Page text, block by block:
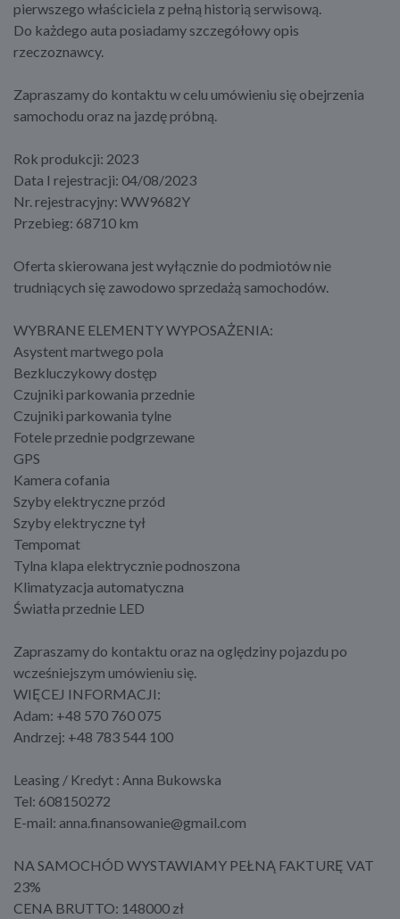
pierwszego właściciela z pełną historią serwisową.
Do każdego auta posiadamy szczegółowy opis
rzeczoznawcy.
Zapraszamy do kontaktu w celu umówieniu się obejrzenia
samochodu oraz na jazdę próbną.
Rok produkcji: 2023
Data I rejestracji: 04/08/2023
Nr. rejestracyjny: WW9682Y
Przebieg: 68710 km
Oferta skierowana jest wyłącznie do podmiotów nie
trudniących się zawodowo sprzedażą samochodów.
WYBRANE ELEMENTY WYPOSAŻENIA:
Asystent martwego pola
Bezkluczykowy dostęp
Czujniki parkowania przednie
Czujniki parkowania tylne
Fotele przednie podgrzewane
GPS
Kamera cofania
Szyby elektryczne przód
Szyby elektryczne tył
Tempomat
Tylna klapa elektrycznie podnoszona
Klimatyzacja automatyczna
Światła przednie LED
Zapraszamy do kontaktu oraz na oględziny pojazdu po
wcześniejszym umówieniu się.
WIĘCEJ INFORMACJI:
Adam: +48 570 760 075
Andrzej: +48 783 544 100
Leasing / Kredyt : Anna Bukowska
Tel: 608150272
E-mail: anna.finansowanie@gmail.com
NA SAMOCHÓD WYSTAWIAMY PEŁNĄ FAKTURĘ VAT
23%
CENA BRUTTO: 148000 zł